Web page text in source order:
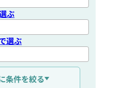
ぶ
選ぶ
ぶ
条件を絞る